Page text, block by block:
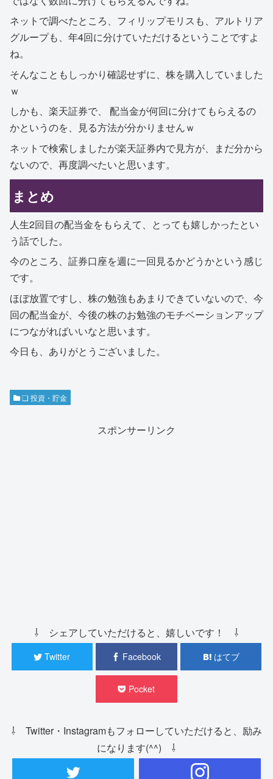
ネットで調べたところ、フィリップモリスも、アルトリア
グループも、年4回に分けていただけるということですよ
ね。
そんなこともしっかり確認せずに、株を購入していました
ｗ
しかも、楽天証券で、 配当金が何回に分けてもらえるの
かというのを、見る方法が分かりませんｗ
ネットで検索しましたが楽天証券内で見方が、まだ分から
ないので、再度調べたいと思います。
まとめ
人生2回目の配当金をもらえて、とっても嬉しかったとい
う話でした。
今のところ、証券口座を週に一回見るかどうかという感じ
です。
ほぼ放置ですし、株の勉強もあまりできていないので、今
回の配当金が、今後の株のお勉強のモチベーションアップ
につながればいいなと思います。
今日も、ありがとうございました。
❏ 投資・貯金
スポンサーリンク
⇩ シェアしていただけると、嬉しいです！ ⇩
Twitter Facebook はてブ
Pocket
⇩ Twitter・Instagramもフォローしていただけると、励み
になります(^^) ⇩